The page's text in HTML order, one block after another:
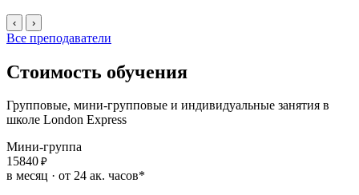
‹ ›
Все преподаватели
Стоимость обучения
Групповые, мини-групповые и индивидуальные занятия в
школе London Express
Мини-группа
15840 ₽
в месяц · от 24 ак. часов*